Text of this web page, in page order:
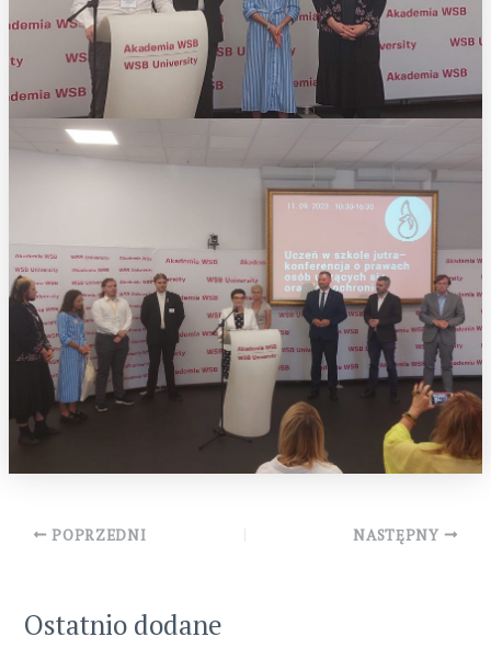
Post
POPRZEDNI NASTĘPNY
Ostatnio dodane